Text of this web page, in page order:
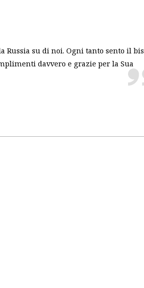
su di noi. Ogni tanto sento il
davvero e grazie per la Sua